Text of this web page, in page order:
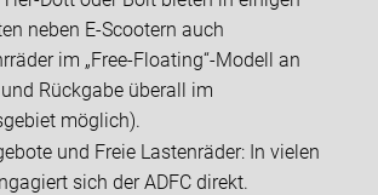
neben E-Scootern auch
im „Free-Floating“-Modell an
Rückgabe überall im
möglich).
und Freie Lastenräder: In vielen
sich der ADFC direkt.